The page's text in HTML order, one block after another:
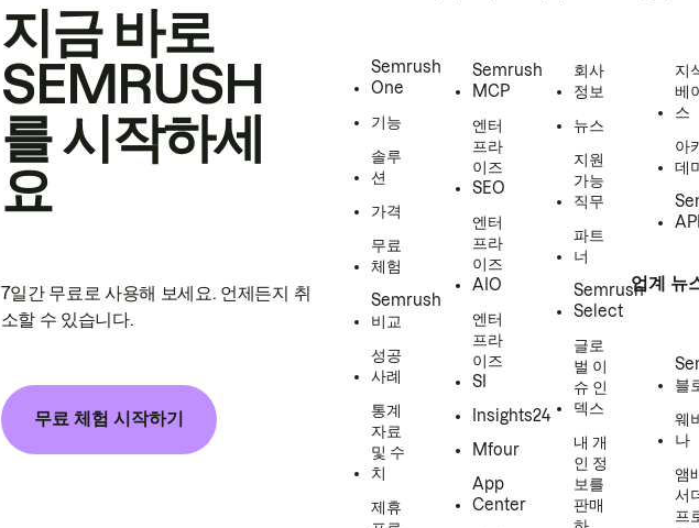
지금 바로
SEMRUSH
를 시작하세
요
7일간 무료로 사용해 보세요. 언제든지 취
소할 수 있습니다.
무료 체험 시작하기
Semrush
One
기능
솔루
션
가격
무료
체험
Semrush
비교
성공
사례
통계
자료
및 수
치
제휴
Semrush
MCP
엔터
프라
이즈
SEO
엔터
프라
이즈
AIO
엔터
프라
이즈
SI
Insights24
Mfour
App
Center
회사
정보
뉴스
지원
가능
직무
파트
너
Semrush
Select
글로
벌 이
슈 인
덱스
내 개
인 정
보를
판매
지
베
스
아
데
업계 뉴
블
웨
나
앰
서
프